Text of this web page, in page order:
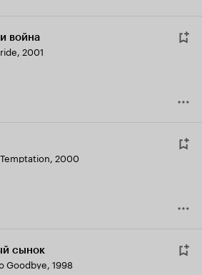
война
, 2001
, 2000
сынок
Goodbye, 1998